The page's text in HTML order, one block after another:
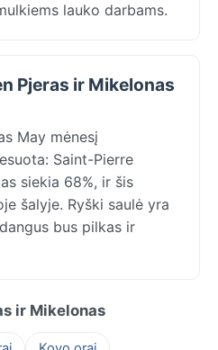
lauko darbams.
Pjeras ir Mikelonas
May mėnesį
Saint-Pierre
siekia 68%, ir šis
šalyje. Ryški saulė yra
bus pilkas ir
ir Mikelonas